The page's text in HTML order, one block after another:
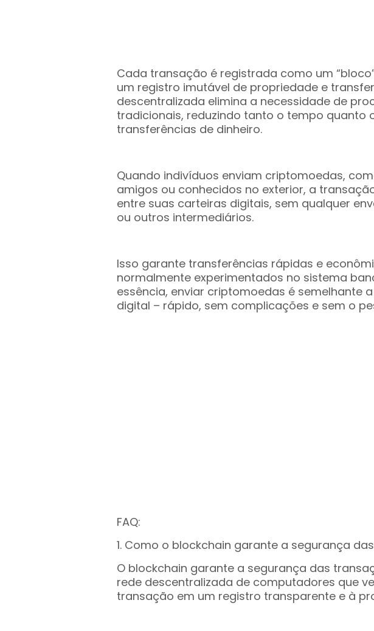
Cada transação é registrada como um
um registro imutável de propriedade e
descentralizada elimina a necessidade de
tradicionais, reduzindo tanto o tempo quanto
transferências de dinheiro.
Quando indivíduos enviam criptomoedas,
amigos ou conhecidos no exterior, a
entre suas carteiras digitais, sem qualquer
ou outros intermediários.
Isso garante transferências rápidas e
normalmente experimentados no sistema
essência, enviar criptomoedas é semelhante
digital – rápido, sem complicações e sem o
FAQ:
1. Como o blockchain garante a segurança
O blockchain garante a segurança das
rede descentralizada de computadores que
transação em um registro transparente e à